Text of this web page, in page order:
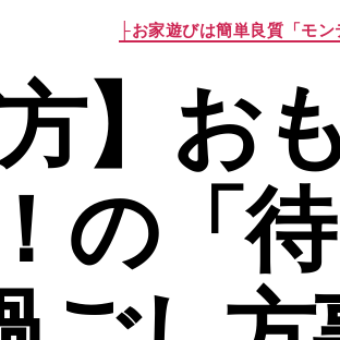
カ
テ
ー
├お家遊びは簡単良質「モン
方】お
の「